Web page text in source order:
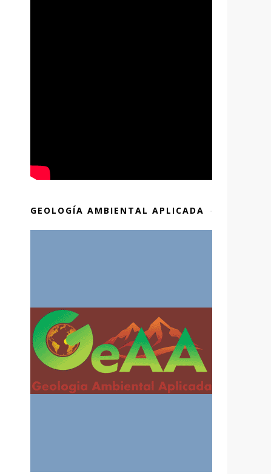
GEOLOGÍA AMBIENTAL APLICADA